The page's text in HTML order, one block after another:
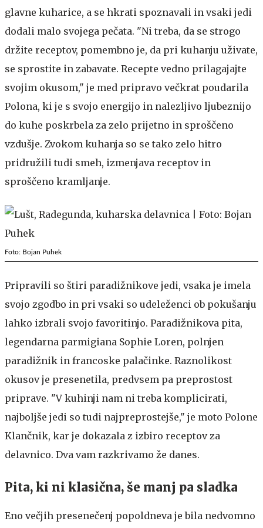
glavne kuharice, a se hkrati spoznavali in vsaki jedi
dodali malo svojega pečata. "Ni treba, da se strogo
držite receptov, pomembno je, da pri kuhanju uživate,
se sprostite in zabavate. Recepte vedno prilagajajte
svojim okusom," je med pripravo večkrat poudarila
Polona, ki je s svojo energijo in nalezljivo ljubeznijo
do kuhe poskrbela za zelo prijetno in sproščeno
vzdušje. Zvokom kuhanja so se tako zelo hitro
pridružili tudi smeh, izmenjava receptov in
sproščeno kramljanje.
Foto: Bojan Puhek
Pripravili so štiri paradižnikove jedi, vsaka je imela
svojo zgodbo in pri vsaki so udeleženci ob pokušanju
lahko izbrali svojo favoritinjo. Paradižnikova pita,
legendarna parmigiana Sophie Loren, polnjen
paradižnik in francoske palačinke. Raznolikost
okusov je presenetila, predvsem pa preprostost
priprave. "V kuhinji nam ni treba komplicirati,
najboljše jedi so tudi najpreprostejše," je moto Polone
Klančnik, kar je dokazala z izbiro receptov za
delavnico. Dva vam razkrivamo že danes.
Pita, ki ni klasična, še manj pa sladka
Eno večjih presenečenj popoldneva je bila nedvomno